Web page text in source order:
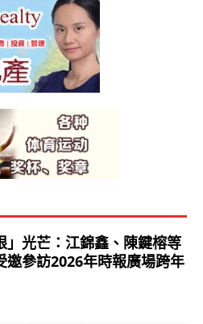
」光芒：江錦鑫、陳鍵榕等
邀參訪2026年時報廣場跨年